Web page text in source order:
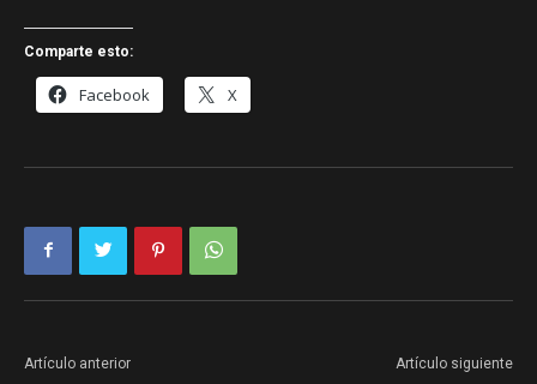
Comparte esto:
Facebook X
Artículo anterior Artículo siguiente